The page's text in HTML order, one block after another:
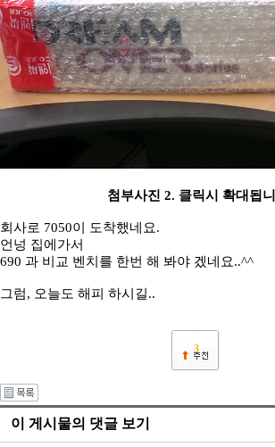
첨부사진 2. 클릭시 확대됩
회사로 7050이 도착했네요.
언넝 집에가서
690 과 비교 벤치를 한번 해 봐야 겠네요..^^
그럼, 오늘도 해피 하시길..
3
이 게시물의 댓글 보기